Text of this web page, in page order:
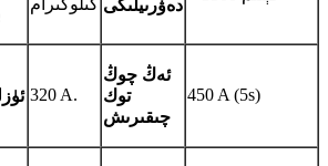
كىلوگىرام دەۋرىيلىكى
320 A.
ئەڭ چوڭ
توك
چىقىرىش
450 A (5s)